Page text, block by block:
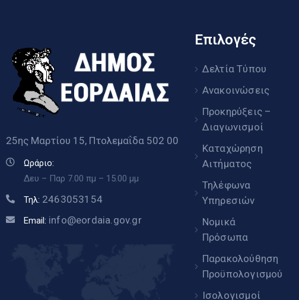
25ης Μαρτίου 15, Πτολεμαΐδα 502 00
Ωράριο:
Δευ – Παρ 7.00 πμ – 15.00 μμ
Τηλ: 2463053154
Email: info@eordaia.gov.gr
Επιλογές
Δελτία Τύπου
Ανακοινώσεις
Προκηρύξεις –
Διαγωνισμοί
Καταχώρηση
Αιτήματος
Τηλέφωνα
Υπηρεσιών
Νομικά
Πρόσωπα
Παρακολούθηση
Προϋπολογισμού
Ισολογισμοί